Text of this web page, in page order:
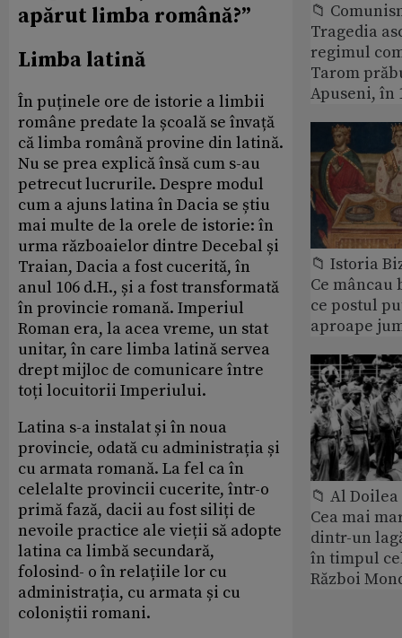
apărut limba română?”
Limba latină
În puținele ore de istorie a limbii
române predate la școală se învață
că limba română provine din latină.
Nu se prea explică însă cum s-au
petrecut lucrurile. Despre modul
cum a ajuns latina în Dacia se știu
mai multe de la orele de istorie: în
urma războaielor dintre Decebal și
Traian, Dacia a fost cucerită, în
anul 106 d.H., și a fost transformată
în provincie romană. Imperiul
Roman era, la acea vreme, un stat
unitar, în care limba latină servea
drept mijloc de comunicare între
toți locuitorii Imperiului.
Latina s-a instalat și în noua
provincie, odată cu administrația și
cu armata romană. La fel ca în
celelalte provincii cucerite, într-o
primă fază, dacii au fost siliți de
nevoile practice ale vieții să adopte
latina ca limbă secundară,
folosind- o în relațiile lor cu
administrația, cu armata și cu
coloniștii romani.
📁
Tragedia
regimul
Tarom
Apuseni, în
📁 Istoria
Ce
ce postul
aproape
📁 Al
Cea mai
dintr-un
în timpul
Război